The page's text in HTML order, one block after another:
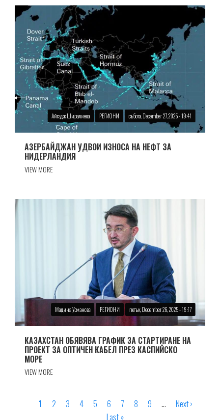
Айтадж Ширалиева РЕГИОНИ събота, December 27, 2025 - 19:41
АЗЕРБАЙДЖАН УДВОИ ИЗНОСА НА НЕФТ ЗА
НИДЕРЛАНДИЯ
VIEW MORE
Мадина Усманова РЕГИОНИ петък, December 26, 2025 - 19:17
КАЗАХСТАН ОБЯВЯВА ГРАФИК ЗА СТАРТИРАНЕ НА
ПРОЕКТ ЗА ОПТИЧЕН КАБЕЛ ПРЕЗ КАСПИЙСКО
МОРЕ
VIEW MORE
Pagination
Страница
1 Страница
2 Страница
3 Страница
4 Страница
5 Страница
6 Страница
7 Страница
8 Страница
9 …
Next
Next ›
Last »